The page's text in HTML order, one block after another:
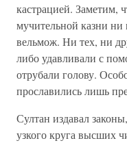
кастрацией. Заметим,
мучительной казни
вельмож. Ни тех, ни
либо удавливали с
отрубали голову.
прославились лишь
Султан издавал
узкого круга высших